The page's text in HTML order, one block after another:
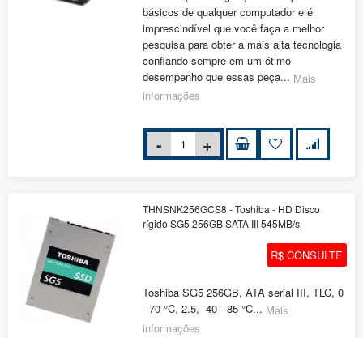
básicos de qualquer computador e é
imprescindível que você faça a melhor
pesquisa para obter a mais alta tecnologia
confiando sempre em um ótimo
desempenho que essas peça... Mais
informações
THNSNK256GCS8 - Toshiba - HD Disco
rígido SG5 256GB SATA III 545MB/s
R$ CONSULTE
Toshiba SG5 256GB, ATA serial III, TLC, 0
- 70 °C, 2.5, -40 - 85 °C... Mais
informações